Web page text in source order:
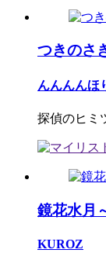
つきのさ
んんんんほ
探偵のヒミ
鏡花水月
KUROZ